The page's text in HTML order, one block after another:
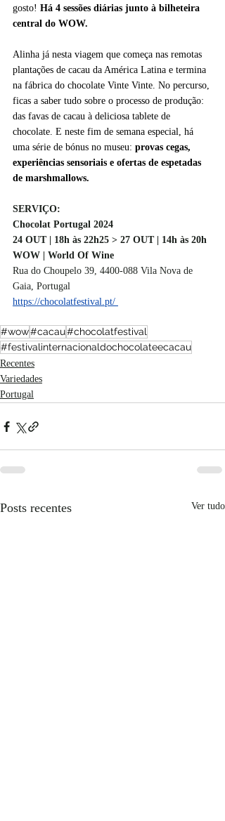
gosto! Há 4 sessões diárias junto à bilheteira
central do WOW.
Alinha já nesta viagem que começa nas remotas
plantações de cacau da América Latina e termina
na fábrica do chocolate Vinte Vinte. No percurso,
ficas a saber tudo sobre o processo de produção:
das favas de cacau à deliciosa tablete de
chocolate. E neste fim de semana especial, há
uma série de bónus no museu: provas cegas,
experiências sensoriais e ofertas de espetadas
de marshmallows.
SERVIÇO:
Chocolat Portugal 2024
24 OUT | 18h às 22h25 > 27 OUT | 14h às 20h
WOW | World Of Wine
Rua do Choupelo 39, 4400-088 Vila Nova de
Gaia, Portugal
https://chocolatfestival.pt/
#wow#cacau#chocolatfestival
#festivalinternacionaldochocolateecacau
Recentes
Variedades
Portugal
Posts recentes Ver tudo